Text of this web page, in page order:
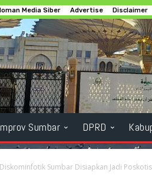
Media Siber Advertise Disclaimer
Sumbar DPRD
Sumbar Disiapkan Jadi